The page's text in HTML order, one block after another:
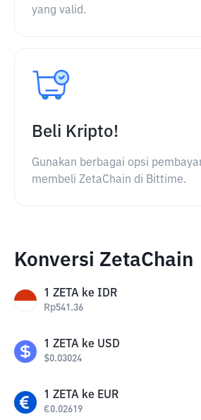
yang valid.
Beli Kripto!
Gunakan berbagai opsi
membeli ZetaChain di Bittime.
Konversi ZetaChain
1 ZETA ke IDR
Rp541.36
1 ZETA ke USD
$0.03024
1 ZETA ke EUR
€0.02619